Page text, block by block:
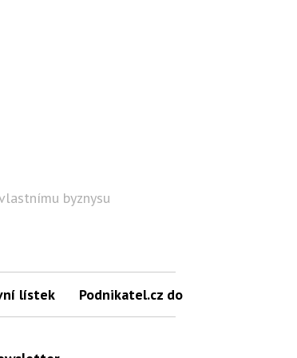
byznysu
lístek Podnikatel.cz do mailu